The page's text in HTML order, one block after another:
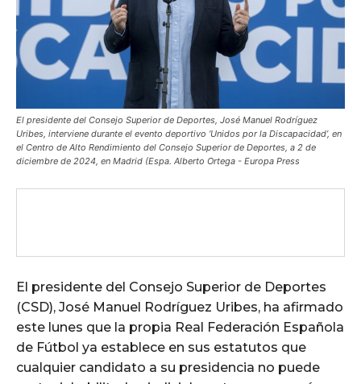
El presidente del Consejo Superior de Deportes, José Manuel Rodríguez
Uribes, interviene durante el evento deportivo ‘Unidos por la Discapacidad’, en
el Centro de Alto Rendimiento del Consejo Superior de Deportes, a 2 de
diciembre de 2024, en Madrid (Espa. Alberto Ortega - Europa Press
El presidente del Consejo Superior de Deportes
(CSD), José Manuel Rodríguez Uribes, ha afirmado
este lunes que la propia Real Federación Española
de Fútbol ya establece en sus estatutos que
cualquier candidato a su presidencia no puede